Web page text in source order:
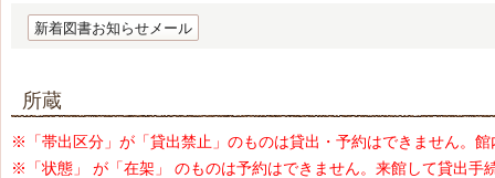
新着図書お知らせメール
所蔵
※「帯出区分」が「貸出禁止」のものは貸出・予約はできません。
※「状態」 が「在架」 のものは予約はできません。来館して貸出手